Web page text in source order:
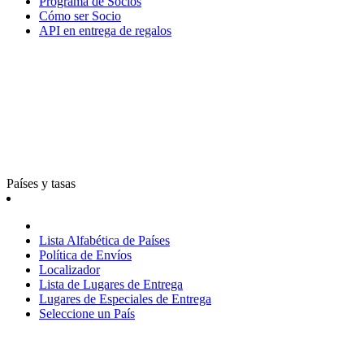
Cómo ser Socio
API en entrega de regalos
Países y tasas
Lista Alfabética de Países
Política de Envíos
Localizador
Lista de Lugares de Entrega
Lugares de Especiales de Entrega
Seleccione un País